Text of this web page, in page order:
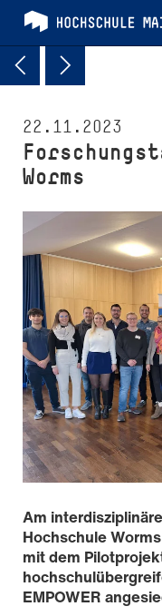
22.11.2023
Worms
Am
Hochschule
mit dem
EMPOWER